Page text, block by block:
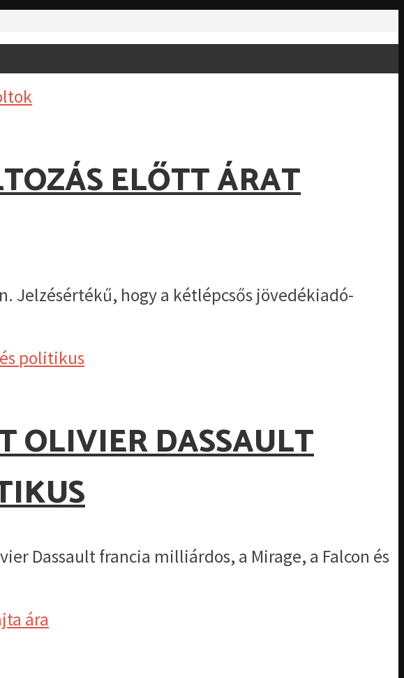
ELŐTT ÁRAT
Jelzésértékű, hogy a kétlépcsős jövedékiadó-
OLIVIER DASSAULT
Dassault francia milliárdos, a Mirage, a Falcon és